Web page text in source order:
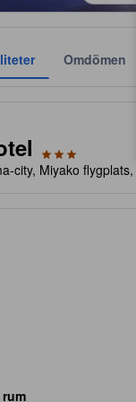
Omdömen
city, Miyako